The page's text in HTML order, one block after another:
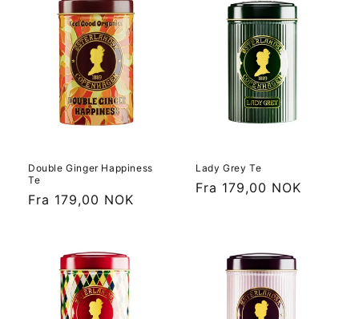
Double Ginger Happiness
Te
Vanlig
Fra 179,00 NOK
Lady Grey Te
Vanlig
Fra 179,00 NOK